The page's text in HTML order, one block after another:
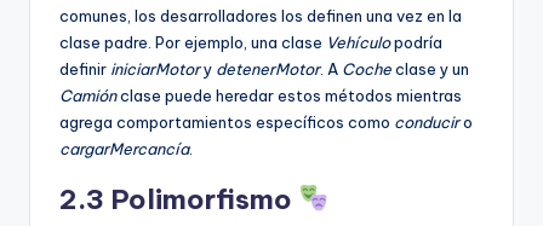
comunes, los desarrolladores los definen una vez en la
clase padre. Por ejemplo, una clase Vehículopodría
definir iniciarMotory detenerMotor. A Cocheclase y un
Camiónclase puede heredar estos métodos mientras
agrega comportamientos específicos como conduciro
cargarMercancía.
2.3 Polimorfismo